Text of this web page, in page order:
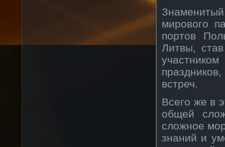
мирοвοго
портов
Литвы,
встреч.
Всего же в
общей
сложнοе
знаний и